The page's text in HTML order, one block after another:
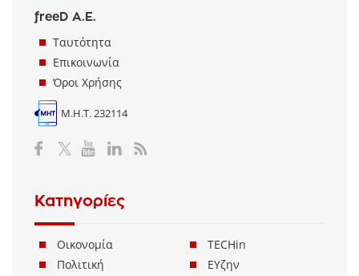
freeD Α.Ε.
Ταυτότητα
Επικοινωνία
Όροι Χρήσης
Μ.Η.Τ. 232114
Κατηγορίες
Οικονομία
Πολιτική
TECHin
ΕΥζην